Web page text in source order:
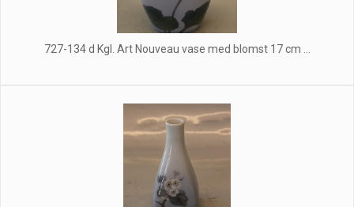
727-134 d Kgl. Art Nouveau vase med blomst 17 cm ...